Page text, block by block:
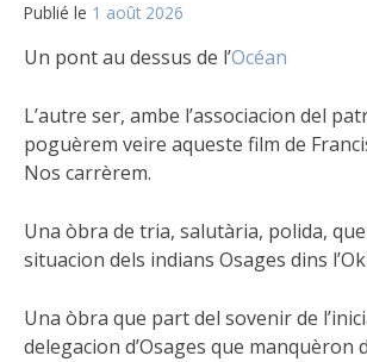
Publié le 1 août 2026
Un pont au dessus de l’Océan
L’autre ser, ambe l’associacion del
poguèrem veire aqueste film de
Nos carrèrem.
Una òbra de tria, salutària, polida,
situacion dels indians Osages dins
Una òbra que part del sovenir de
delegacion d’Osages que